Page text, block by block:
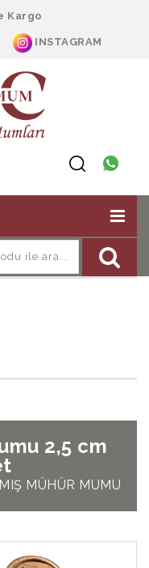
Kargo
INSTAGRAM
2,5 cm
MÜHÜR MUMU